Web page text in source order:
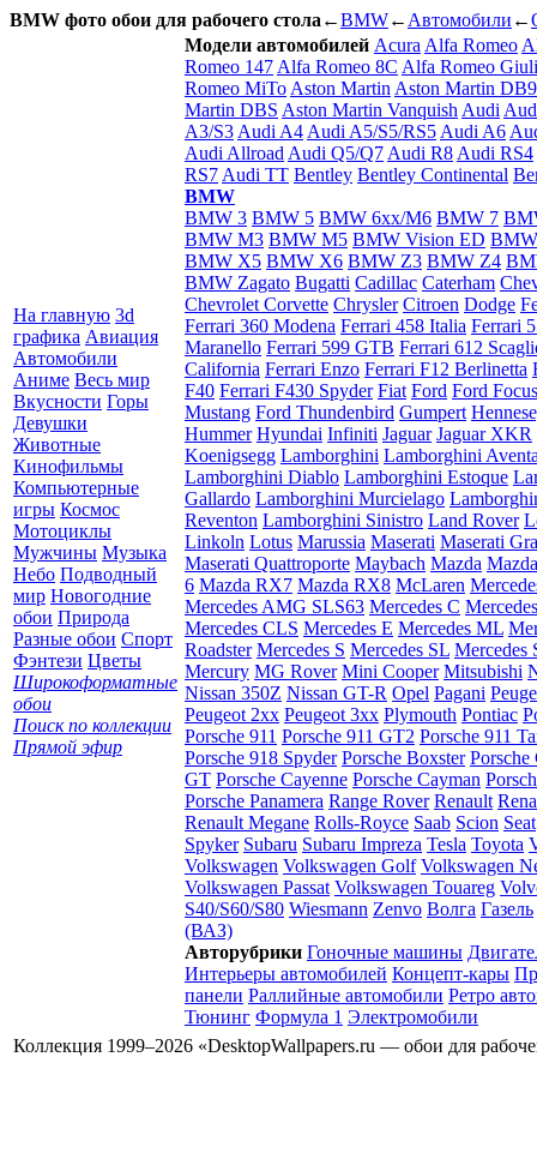
BMW фото обои для рабочего стола ←BMW← Автомобили ←
На главную 3d
графика Авиация
Автомобили
Аниме Весь мир
Вкусности Горы
Девушки
Животные
Кинофильмы
Компьютерные
игры Космос
Мотоциклы
Мужчины Музыка
Небо Подводный
мир Новогодние
обои Природа
Разные обои Спорт
Фэнтези Цветы
Широкоформатные
обои
Поиск по коллекции
Прямой эфир
Модели автомобилей Acura Alfa Romeo
Romeo 147 Alfa Romeo 8C Alfa Romeo
Romeo MiTo Aston Martin Aston Martin DB9
Martin DBS Aston Martin Vanquish Audi
A3/S3 Audi A4 Audi A5/S5/RS5 Audi A6
Audi Allroad Audi Q5/Q7 Audi R8 Audi RS4
RS7 Audi TT Bentley Bentley Continental
BMW
BMW 3 BMW 5 BMW 6xx/M6 BMW 7
BMW M3 BMW M5 BMW Vision ED
BMW X5 BMW X6 BMW Z3 BMW Z4
BMW Zagato Bugatti Cadillac Caterham
Chevrolet Corvette Chrysler Citroen Dodge
Ferrari 360 Modena Ferrari 458 Italia Ferrari
Maranello Ferrari 599 GTB Ferrari 612
California Ferrari Enzo Ferrari F12 Berlinetta
F40 Ferrari F430 Spyder Fiat Ford Ford Focus
Mustang Ford Thundenbird Gumpert
Hummer Hyundai Infiniti Jaguar Jaguar XKR
Koenigsegg Lamborghini Lamborghini
Lamborghini Diablo Lamborghini Estoque
Gallardo Lamborghini Murcielago
Reventon Lamborghini Sinistro Land Rover
Linkoln Lotus Marussia Maserati Maserati
Maserati Quattroporte Maybach Mazda
6 Mazda RX7 Mazda RX8 McLaren
Mercedes AMG SLS63 Mercedes C
Mercedes CLS Mercedes E Mercedes ML
Roadster Mercedes S Mercedes SL Mercedes
Mercury MG Rover Mini Cooper Mitsubishi
Nissan 350Z Nissan GT-R Opel Pagani
Peugeot 2xx Peugeot 3xx Plymouth Pontiac
Porsche 911 Porsche 911 GT2 Porsche 911
Porsche 918 Spyder Porsche Boxster Porsche
GT Porsche Cayenne Porsche Cayman
Porsche Panamera Range Rover Renault
Renault Megane Rolls-Royce Saab Scion Seat
Spyker Subaru Subaru Impreza Tesla Toyota
Volkswagen Volkswagen Golf Volkswagen
Volkswagen Passat Volkswagen Touareg
S40/S60/S80 Wiesmann Zenvo Волга Газель
(ВАЗ)
Авторубрики Гоночные машины
Интерьеры автомобилей Концепт-кары
панели Раллийные автомобили Ретро
Тюнинг Формула 1 Электромобили
Коллекция 1999–2026 «DesktopWallpapers.ru — обои для